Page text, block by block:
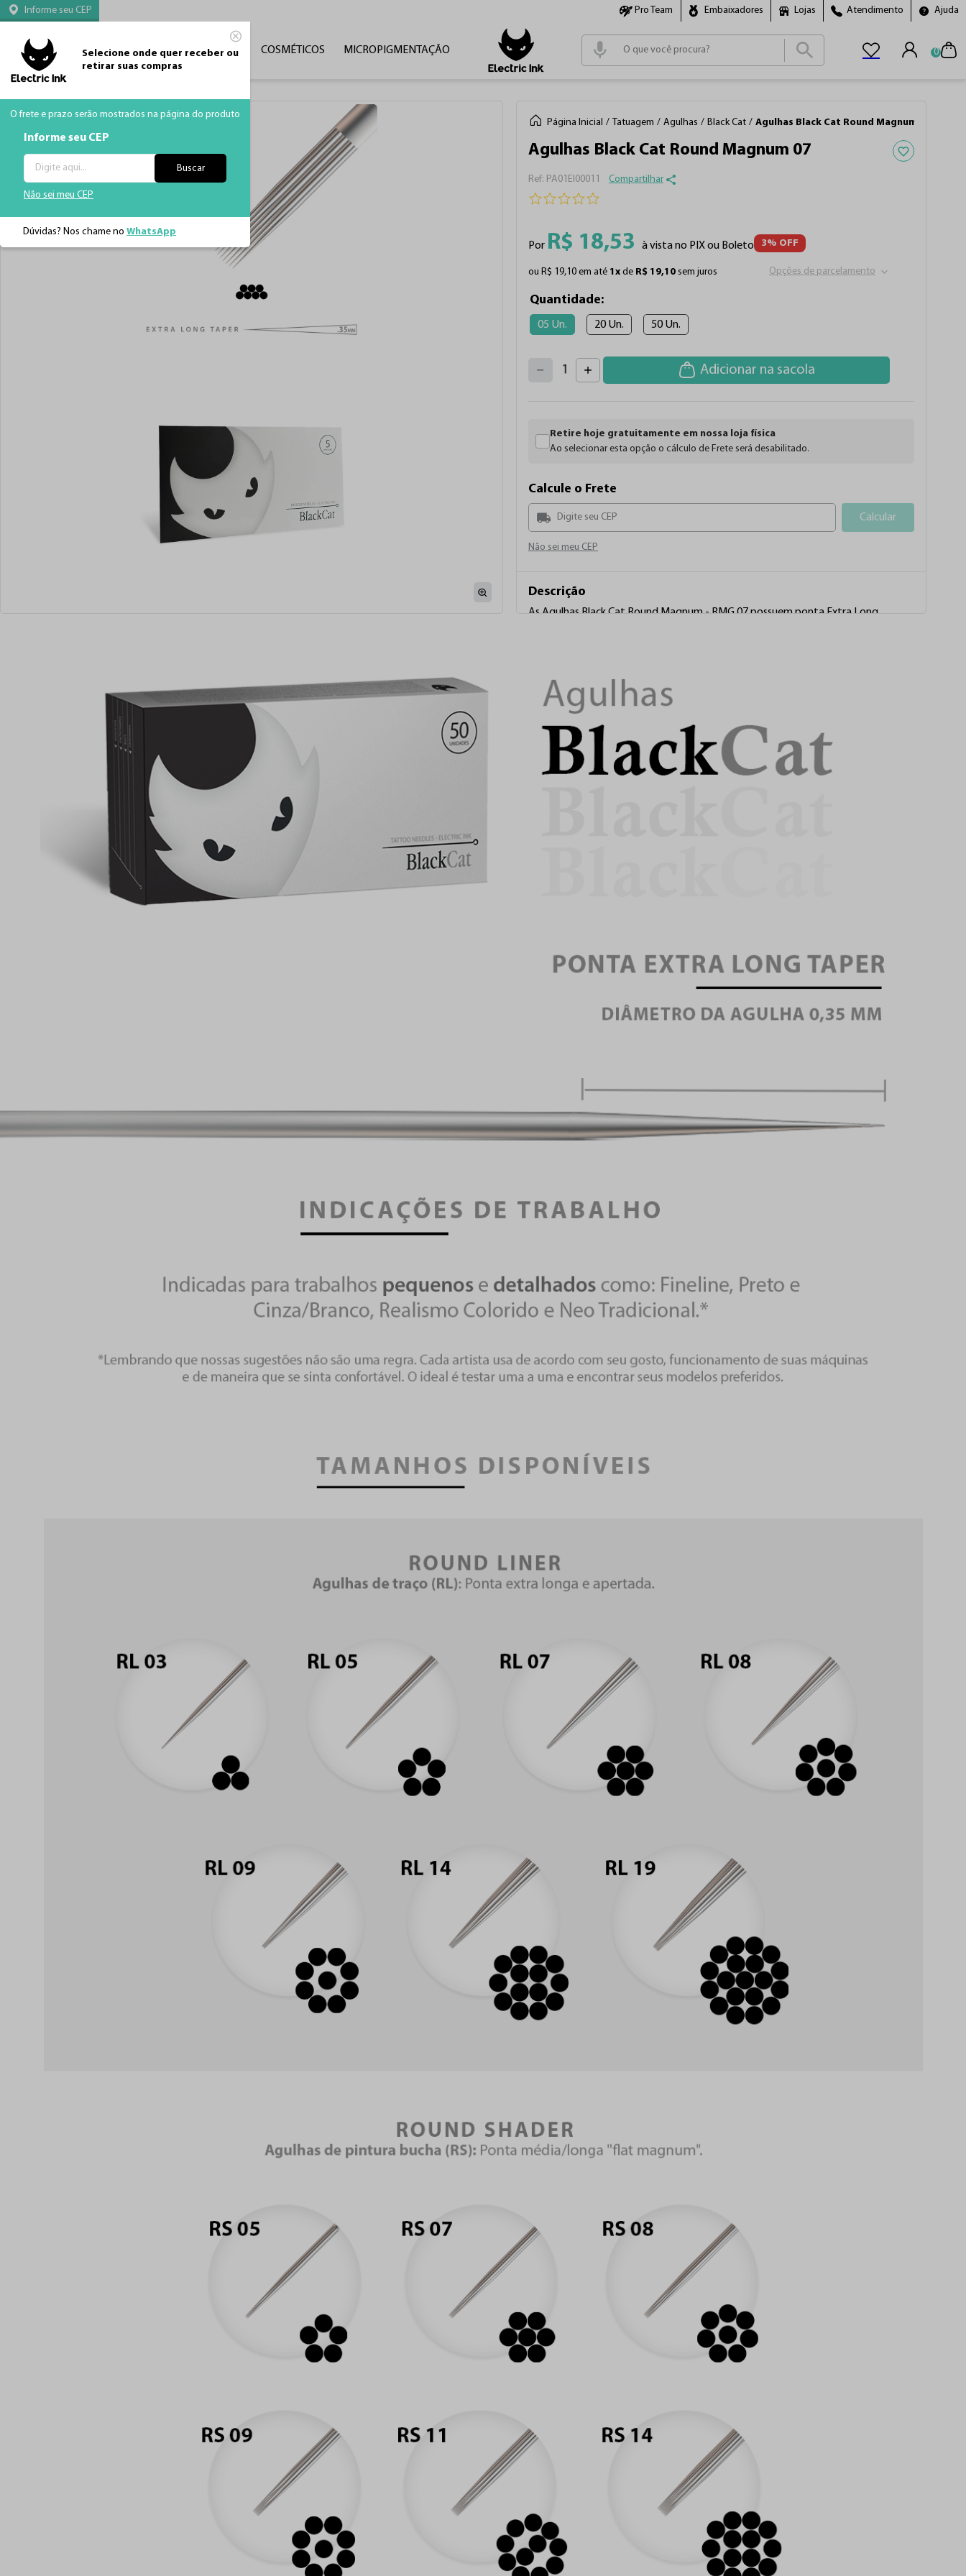
Informe seu CEP
Selecione onde quer receber ou
retirar suas compras
O frete e prazo serão mostrados na página do produto
Informe seu CEP
Buscar
Não sei meu CEP
Dúvidas? Nos chame no WhatsApp
Pro Team Embaixadores Lojas Atendimento Ajuda
CATEGORIAS TATUAGEM MÁQUINAS COSMÉTICOS MICROPIGMENTAÇÃO
2 º cartucho
3º pen
0
Página Inicial Tatuagem Agulhas Black Cat Agulhas Black Cat Round Magnum 07
Agulhas Black Cat Round Magnum 07 Adicionar aos
: PA01EI00011 Compartilhar
Por R$ 18,53 à vista no PIX ou Boleto 3% OFF
ou R$ 19,10 em até 1x de R$ 19,10 sem juros Opções de parcelamento
Quantidade
05 Un. 20 Un. 50 Un.
1 Adicionar na sacola
Retire hoje gratuitamente em nossa loja física
Ao selecionar esta opção o cálculo de Frete será desabilitado.
Calcule o Frete
Calcular
Não sei meu CEP
Descrição
As Agulhas Black Cat Round Magnum - RMG 07 possuem ponta Extra Long
Em dúvida ou precisa de ajuda?
Fale Conosco Lojas físicas